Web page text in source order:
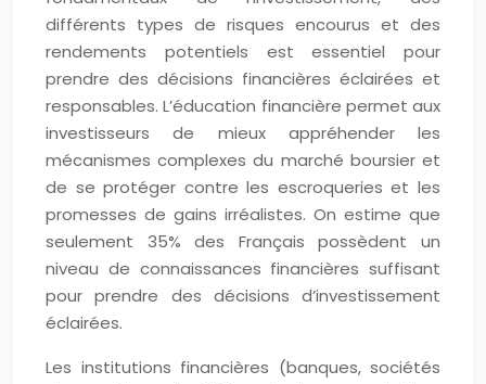
différents types de risques encourus et des
rendements potentiels est essentiel pour
prendre des décisions financières éclairées et
responsables. L’éducation financière permet aux
investisseurs de mieux appréhender les
mécanismes complexes du marché boursier et
de se protéger contre les escroqueries et les
promesses de gains irréalistes. On estime que
seulement 35% des Français possèdent un
niveau de connaissances financières suffisant
pour prendre des décisions d’investissement
éclairées.
Les institutions financières (banques, sociétés